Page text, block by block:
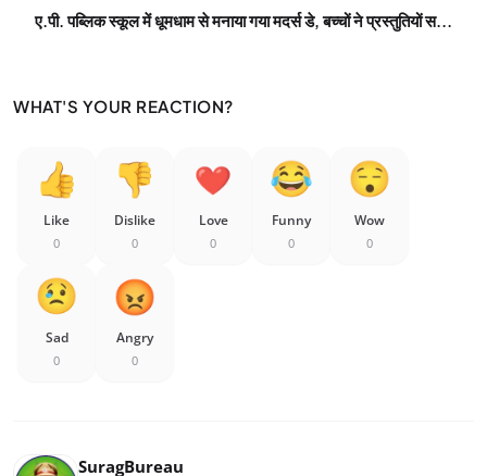
ए.पी. पब्लिक स्कूल में धूमधाम से मनाया गया मदर्स डे, बच्चों ने प्रस्तुतियों स...
WHAT'S YOUR REACTION?
Like
0
Dislike
0
Love
0
Funny
0
Wow
0
Sad
0
Angry
0
SuragBureau